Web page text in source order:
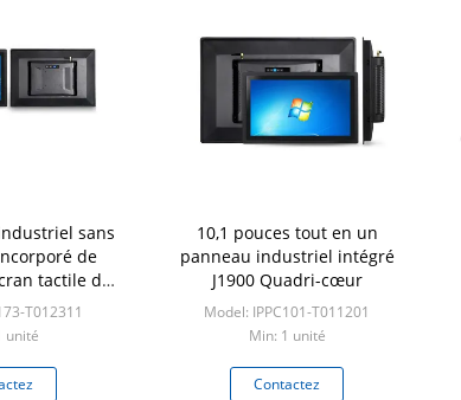
sans
de
tactile du
T012311
unité
10,1 pouces tout en un
panneau industriel intégré
J1900 Quadri-cœur
Model: IPPC101-T011201
Min: 1 unité
Contactez